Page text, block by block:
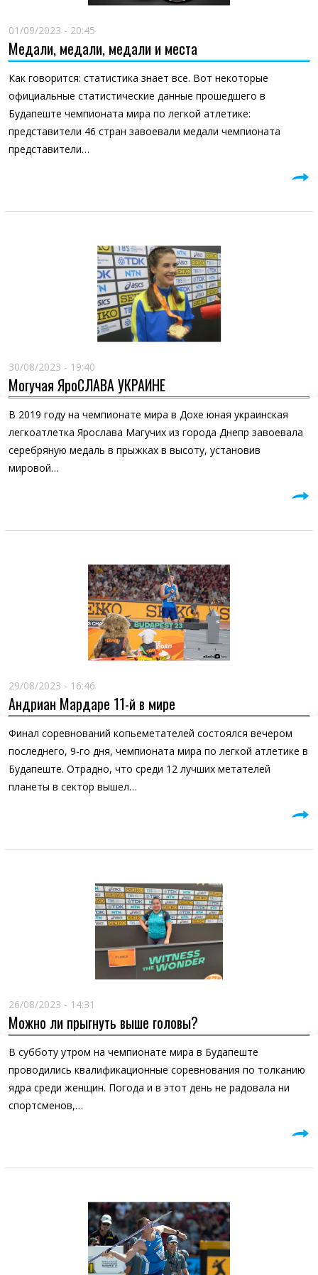
01/09/2023 - 20:45
Медали, медали, медали и места
Как говорится: статистика знает все. Вот некоторые
официальные статистические данные прошедшего в
Будапеште чемпионата мира по легкой атлетике:
представители 46 стран завоевали медали чемпионата
представители…
30/08/2023 - 19:40
Могучая ЯроСЛАВА УКРАИНЕ
В 2019 году на чемпионате мира в Дохе юная украинская
легкоатлетка Ярослава Магучих из города Днепр завоевала
серебряную медаль в прыжках в высоту, установив
мировой…
29/08/2023 - 16:46
Андриан Мардаре 11-й в мире
Финал соревнований копьеметателей состоялся вечером
последнего, 9-го дня, чемпионата мира по легкой атлетике в
Будапеште. Отрадно, что среди 12 лучших метателей
планеты в сектор вышел…
26/08/2023 - 14:31
Можно ли прыгнуть выше головы?
В субботу утром на чемпионате мира в Будапеште
проводились квалификационные соревнования по толканию
ядра среди женщин. Погода и в этот день не радовала ни
спортсменов,…